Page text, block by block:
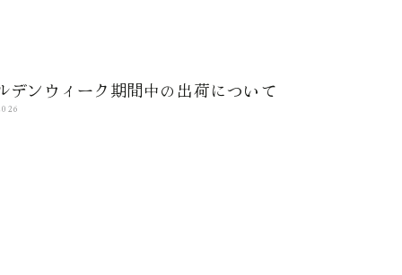
デンウィーク期間中の出荷について